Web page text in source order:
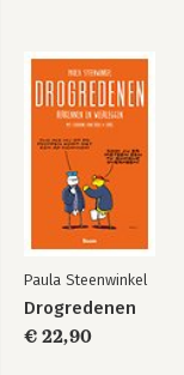
Paula Steenwinkel
Drogredenen
€ 22,90